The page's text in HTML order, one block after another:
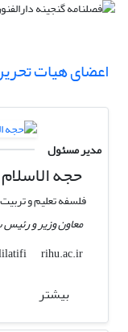
اعضای هیات
مدیر مسئول
حجه
فلسفه تعلیم و
معاون وزیر و
alilatifi
rihu.ac.ir
بیشتر